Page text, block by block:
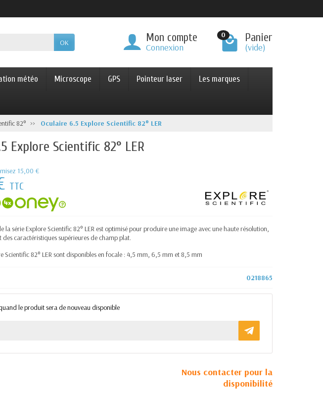
OK Mon compte
Connexion
0 Panier
(vide)
météo Microscope GPS Pointeur laser Les marques
82° Oculaire 6.5 Explore Scientific 82° LER
Explore Scientific 82° LER
15,00 €
TTC
la série Explore Scientific 82° LER est optimisé pour produire une image avec une haute résolution,
des caractéristiques supérieures de champ plat.
Scientific 82° LER sont disponibles en focale : 4,5 mm, 6,5 mm et 8,5 mm
0218865
le produit sera de nouveau disponible
Nous contacter pour la
disponibilité